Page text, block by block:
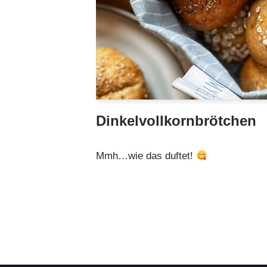
Dinkelvollkornbrötchen
Mmh…wie das duftet!